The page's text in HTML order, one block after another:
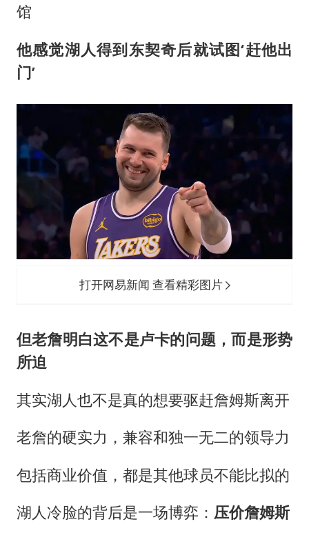
馆
他感觉湖人得到东契奇后就试图‘赶他出
门’
打开网易新闻 查看精彩图片
但老詹明白这不是卢卡的问题，而是形势
所迫
其实湖人也不是真的想要驱赶詹姆斯离开
老詹的硬实力，兼容和独一无二的领导力
包括商业价值，都是其他球员不能比拟的
湖人冷脸的背后是一场博弈： 压价詹姆斯